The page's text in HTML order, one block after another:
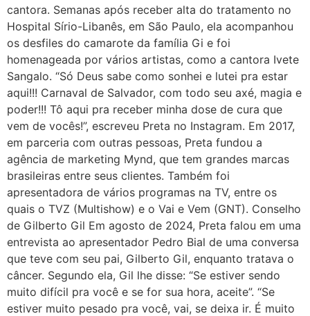
cantora. Semanas após receber alta do tratamento no
Hospital Sírio-Libanês, em São Paulo, ela acompanhou
os desfiles do camarote da família Gi e foi
homenageada por vários artistas, como a cantora Ivete
Sangalo. “Só Deus sabe como sonhei e lutei pra estar
aqui!!! Carnaval de Salvador, com todo seu axé, magia e
poder!!! Tô aqui pra receber minha dose de cura que
vem de vocês!”, escreveu Preta no Instagram. Em 2017,
em parceria com outras pessoas, Preta fundou a
agência de marketing Mynd, que tem grandes marcas
brasileiras entre seus clientes. Também foi
apresentadora de vários programas na TV, entre os
quais o TVZ (Multishow) e o Vai e Vem (GNT). Conselho
de Gilberto Gil Em agosto de 2024, Preta falou em uma
entrevista ao apresentador Pedro Bial de uma conversa
que teve com seu pai, Gilberto Gil, enquanto tratava o
câncer. Segundo ela, Gil lhe disse: “Se estiver sendo
muito difícil pra você e se for sua hora, aceite”. “Se
estiver muito pesado pra você, vai, se deixa ir. É muito